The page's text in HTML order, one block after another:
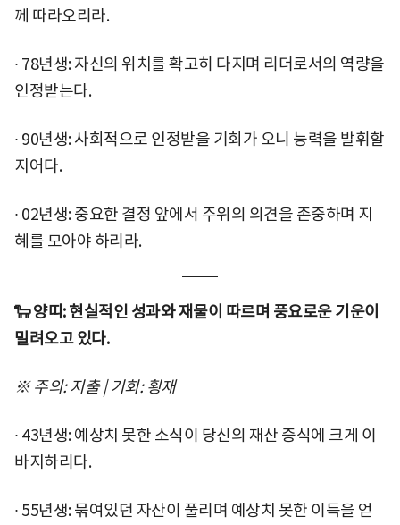
께 따라오리라.
∙ 78년생: 자신의 위치를 확고히 다지며 리더로서의 역량을
인정받는다.
∙ 90년생: 사회적으로 인정받을 기회가 오니 능력을 발휘할
지어다.
∙ 02년생: 중요한 결정 앞에서 주위의 의견을 존중하며 지
혜를 모아야 하리라.
🐑 양띠: 현실적인 성과와 재물이 따르며 풍요로운 기운이
밀려오고 있다.
※ 주의: 지출 | 기회: 횡재
∙ 43년생: 예상치 못한 소식이 당신의 재산 증식에 크게 이
바지하리다.
∙ 55년생: 묶여있던 자산이 풀리며 예상치 못한 이득을 얻